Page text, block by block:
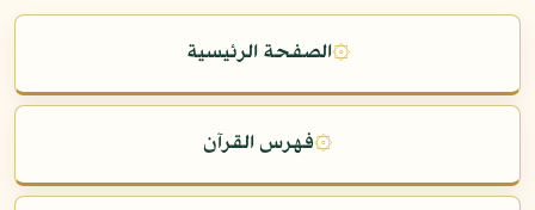
۞الصفحة الرئيسية
۞فهرس القرآن